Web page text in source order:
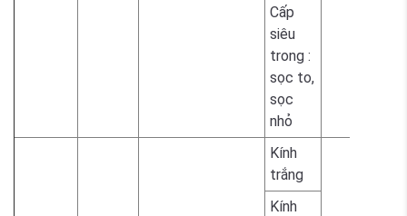
Cấp
siêu
trong :
sọc to,
sọc
nhỏ
Kính
trắng
Kính